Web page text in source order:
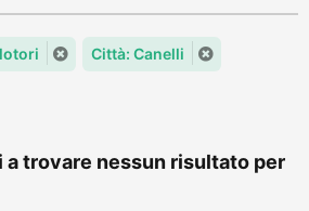
Città: Canelli
a trovare nessun risultato per